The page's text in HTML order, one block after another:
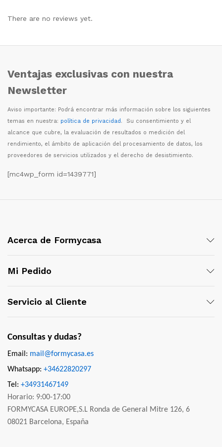
There are no reviews yet.
Ventajas exclusivas con nuestra
Newsletter
Aviso importante: Podrá encontrar más información sobre los siguientes
temas en nuestra: política de privacidad. Su consentimiento y el
alcance que cubre, la evaluación de resultados o medición del
rendimiento, el ámbito de aplicación del procesamiento de datos, los
proveedores de servicios utilizados y el derecho de desistimiento.
[mc4wp_form id=1439771]
Acerca de Formycasa
Mi Pedido
Servicio al Cliente
Consultas y dudas?
Email: mail@formycasa.es
Whatsapp: +34622820297
Tel: +34931467149
Horario: 9:00-17:00
FORMYCASA EUROPE,S.L Ronda de General Mitre 126, 6
08021 Barcelona, España